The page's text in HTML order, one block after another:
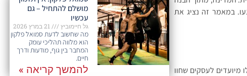
במאמר זה נציג את
לעסקים שחוו
מושלם להתחיל – גם
עכשיו
גל חיימוביץ
מה שחשוב לדעת סמואל פלקון
הוא מלווה תהליכי עומק
המחבר בין גוף, מודעות ודרך
חיים.
להמשך קריאה »